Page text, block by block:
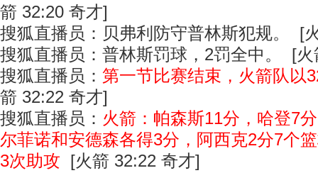
箭 32:20 奇才]
搜狐直播员：贝弗利防守普林斯犯规。 [
搜狐直播员：普林斯罚球，2罚全中。 [
搜狐直播员： 第一节比赛结束，火箭队以
箭 32:22 奇才]
搜狐直播员： 火箭：帕森斯11分，哈登7
尔菲诺和安德森各得3分，阿西克2分7个
3次助攻 [火箭 32:22 奇才]